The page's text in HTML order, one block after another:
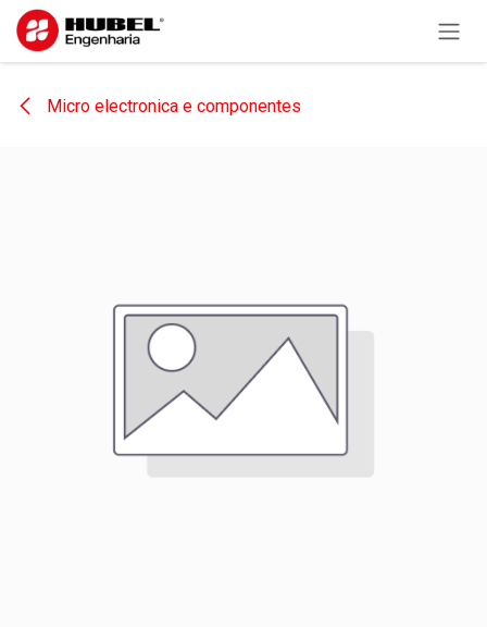
Pular para o conteúdo
Micro electronica e componentes